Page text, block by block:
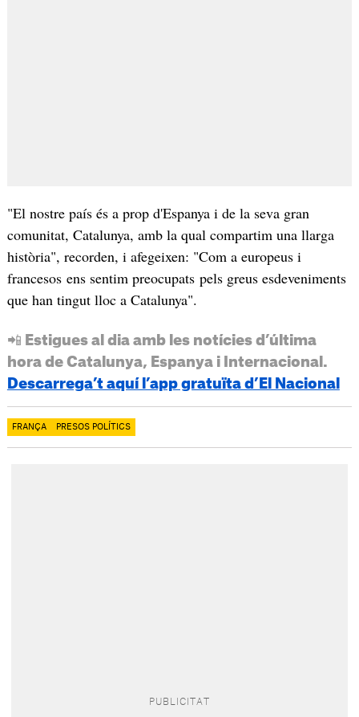
"El nostre país és a prop d'Espanya i de la seva gran
comunitat, Catalunya, amb la qual compartim una llarga
història", recorden, i afegeixen: "Com a europeus i
francesos ens sentim preocupats pels greus esdeveniments
que han tingut lloc a Catalunya".
📲 Estigues al dia amb les notícies d’última
hora de Catalunya, Espanya i Internacional.
Descarrega’t aquí l’app gratuïta d’El Nacional
FRANÇA PRESOS POLÍTICS